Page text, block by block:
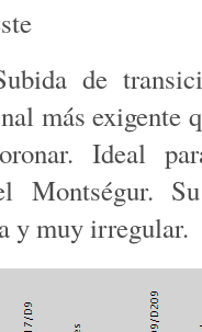
de
más exigente
Ideal
Montségur.
y muy irregular.